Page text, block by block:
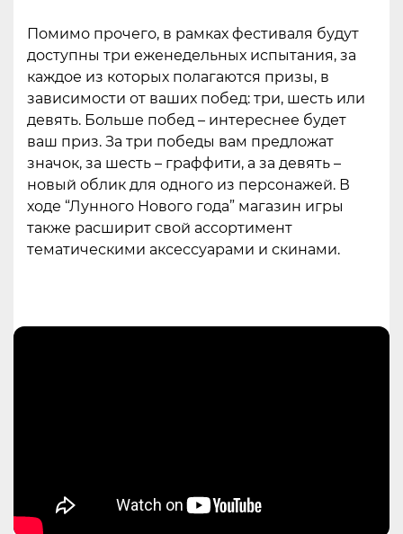
Помимо прочего, в рамках фестиваля будут
доступны три еженедельных испытания, за
каждое из которых полагаются призы, в
зависимости от ваших побед: три, шесть или
девять. Больше побед – интереснее будет
ваш приз. За три победы вам предложат
значок, за шесть – граффити, а за девять –
новый облик для одного из персонажей. В
ходе “Лунного Hового года” магазин игры
также расширит свой ассортимент
тематическими аксессуарами и скинами.